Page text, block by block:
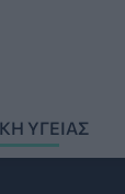
ΥΓΕΙΑΣ